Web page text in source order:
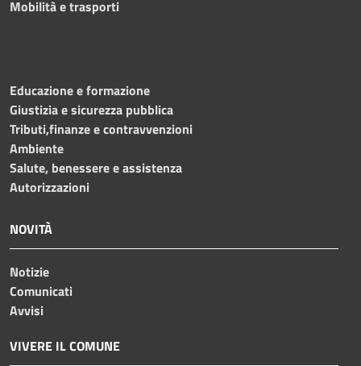
Mobilità e trasporti
Educazione e formazione
Giustizia e sicurezza pubblica
Tributi,finanze e contravvenzioni
Ambiente
Salute, benessere e assistenza
Autorizzazioni
NOVITÀ
Notizie
Comunicati
Avvisi
VIVERE IL COMUNE